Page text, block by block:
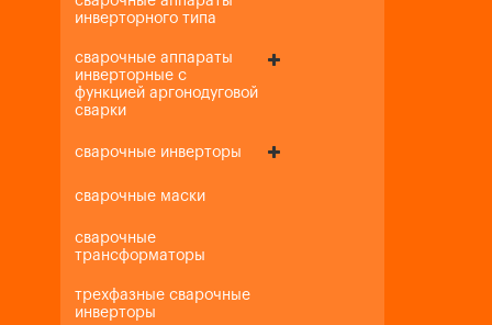
инверторного типа
сварочные аппараты
инверторные с
функцией аргонодуговой
сварки
сварочные инверторы
сварочные маски
сварочные
трансформаторы
трехфазные сварочные
инверторы